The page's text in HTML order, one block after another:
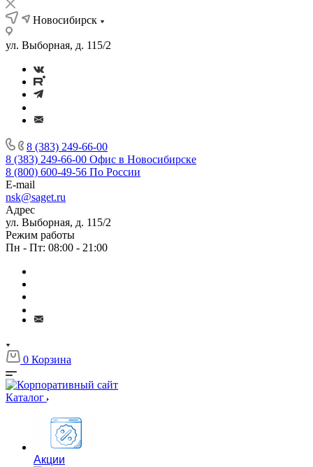
Новосибирск
ул. Выборная, д. 115/2
8 (383) 249-66-00
8 (383) 249-66-00 Офис в Новосибирске
8 (800) 600-49-56 По России
E-mail
nsk@saget.ru
Адрес
ул. Выборная, д. 115/2
Режим работы
Пн - Пт: 08:00 - 21:00
0 Корзина
Каталог
Акции